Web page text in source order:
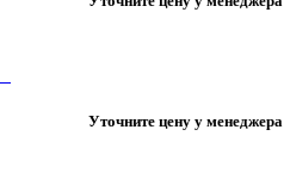
Уточните цену у менеджера